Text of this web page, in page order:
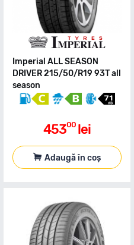
Imperial ALL SEASON
DRIVER 215/50/R19 93T all
season
45300 lei
Adaugă în coș